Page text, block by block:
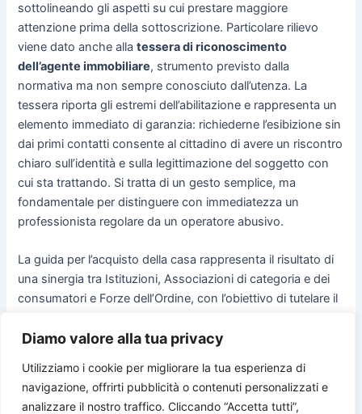
Diamo valore alla tua privacy
Utilizziamo i cookie per migliorare la tua esperienza di
navigazione, offrirti pubblicità o contenuti personalizzati e
analizzare il nostro traffico. Cliccando “Accetta tutti”,
sottolineando gli aspetti su cui prestare maggiore
attenzione prima della sottoscrizione. Particolare rilievo
viene dato anche allatessera di riconoscimento
dell’agente immobiliare, strumento previsto dalla
normativa ma non sempre conosciuto dall’utenza. La
tessera riporta gli estremi dell’abilitazione e rappresenta un
elemento immediato di garanzia: richiederne l’esibizione sin
dai primi contatti consente al cittadino di avere un riscontro
chiaro sull’identità e sulla legittimazione del soggetto con
cui sta trattando. Si tratta di un gesto semplice, ma
fondamentale per distinguere con immediatezza un
professionista regolare da un operatore abusivo.
La guida per l’acquisto della casa rappresenta il risultato di
una sinergia tra Istituzioni, Associazioni di categoria e dei
consumatori e Forze dell’Ordine, con l’obiettivo di tutelare il
immobiliare.
PRECEDENTE SUCCESSIVO